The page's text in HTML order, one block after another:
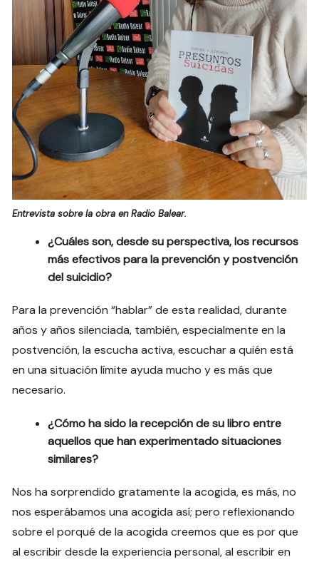
Entrevista sobre la obra en Radio Balear.
¿Cuáles son, desde su perspectiva, los recursos
más efectivos para la prevención y postvención
del suicidio?
Para la prevención “hablar” de esta realidad, durante
años y años silenciada, también, especialmente en la
postvención, la escucha activa, escuchar a quién está
en una situación límite ayuda mucho y es más que
necesario.
¿Cómo ha sido la recepción de su libro entre
aquellos que han experimentado situaciones
similares?
Nos ha sorprendido gratamente la acogida, es más, no
nos esperábamos una acogida así; pero reflexionando
sobre el porqué de la acogida creemos que es por que
al escribir desde la experiencia personal, al escribir en